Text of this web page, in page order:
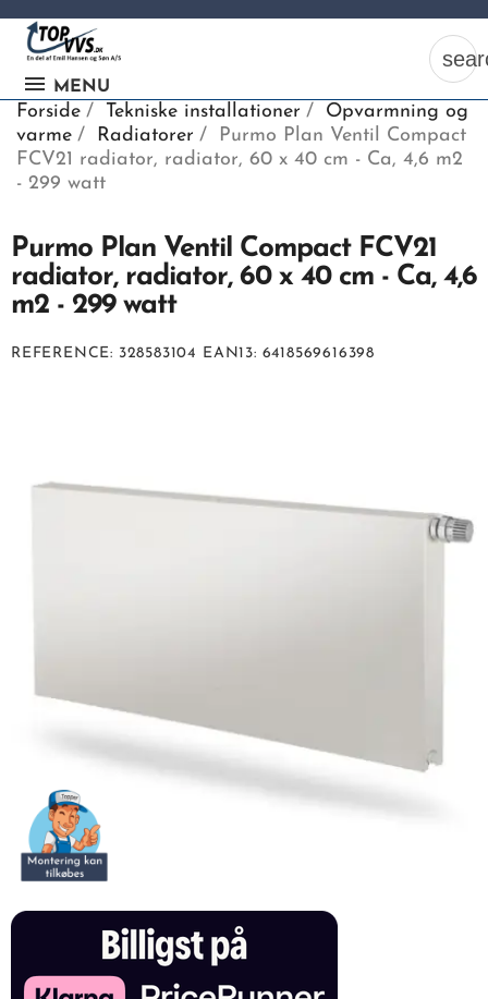
MENU
Forside Tekniske installationer
Opvarmning og
varme
Radiatorer
Purmo Plan Ventil Compact
FCV21 radiator, radiator, 60 x 40 cm - Ca, 4,6 m2
- 299 watt
Purmo Plan Ventil Compact FCV21
radiator, radiator, 60 x 40 cm - Ca, 4,6
m2 - 299 watt
REFERENCE 328583104 EAN13 6418569616398